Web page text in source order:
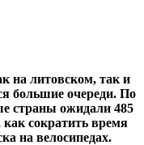
на литовском, так и
большие очереди. По
страны ожидали 485
сократить время
на велосипедах.